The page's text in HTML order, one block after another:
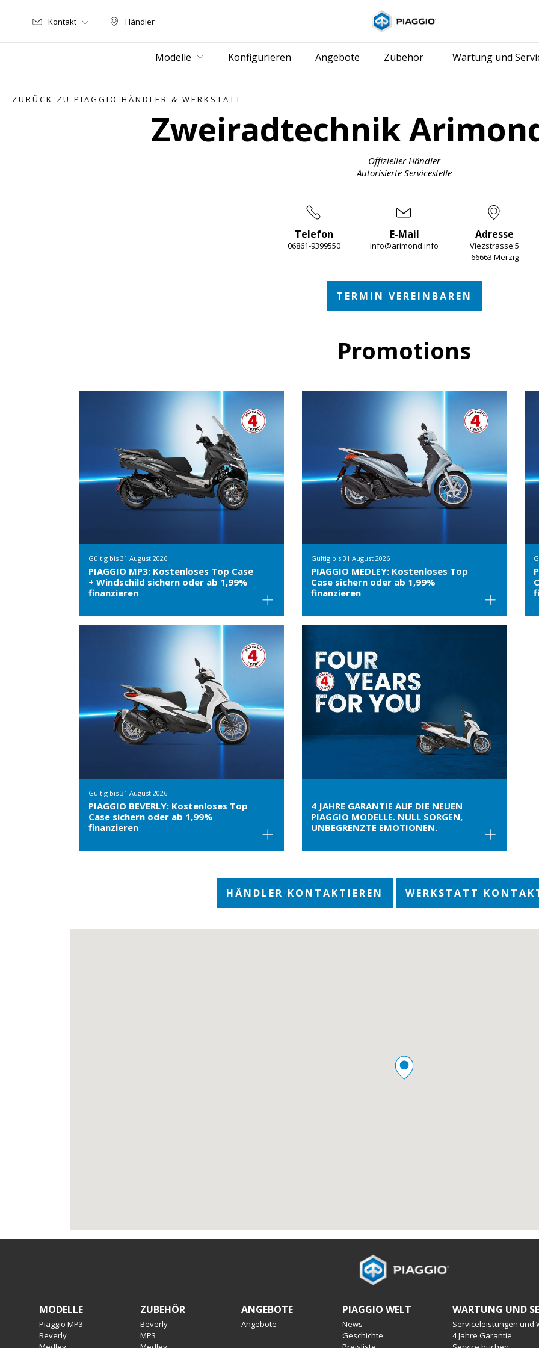
Händler
Händler
Kontakt
Modelle Konfigurieren Angebote Zubehör Wartung und
ZURÜCK ZU PIAGGIO HÄNDLER & WERKSTATT
Zweiradtechnik
Offizieller Händler
Autorisierte Servicestelle
Telefon
06861-9399550
E-Mail
info@arimond.info
Adresse
Viezstrasse 5
66663 Merzig
TERMIN VEREINBAREN
Promotions
Gültig bis 31 August 2026
PIAGGIO MP3: Kostenloses Top Case
+ Windschild sichern oder ab 1,99%
finanzieren
Gültig bis31 August 2026
PIAGGIO MEDLEY: Kostenloses Top
Case sichern oder ab 1,99%
finanzieren
Gültig bis 31 August 2026
PIAGGIO BEVERLY: Kostenloses Top
Case sichern oder ab 1,99%
finanzieren
4 JAHRE GARANTIE AUF DIE NEUEN
PIAGGIO MODELLE. NULL SORGEN,
UNBEGRENZTE EMOTIONEN.
HÄNDLER KONTAKTIEREN WERKSTATT
MODELLE
Piaggio MP3
Beverly
ZUBEHÖR
Beverly
MP3
ANGEBOTE
Angebote
PIAGGIO WELT
News
Geschichte
WARTUNG UND
Serviceleistungen und
4 Jahre Garantie